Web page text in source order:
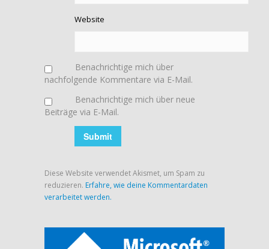
Website
Benachrichtige mich über
nachfolgende Kommentare via E-Mail.
Benachrichtige mich über neue
Beiträge via E-Mail.
Diese Website verwendet Akismet, um Spam zu
reduzieren. Erfahre, wie deine Kommentardaten
verarbeitet werden.